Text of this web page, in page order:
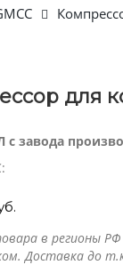
для
завода
в регионы
Доставка до